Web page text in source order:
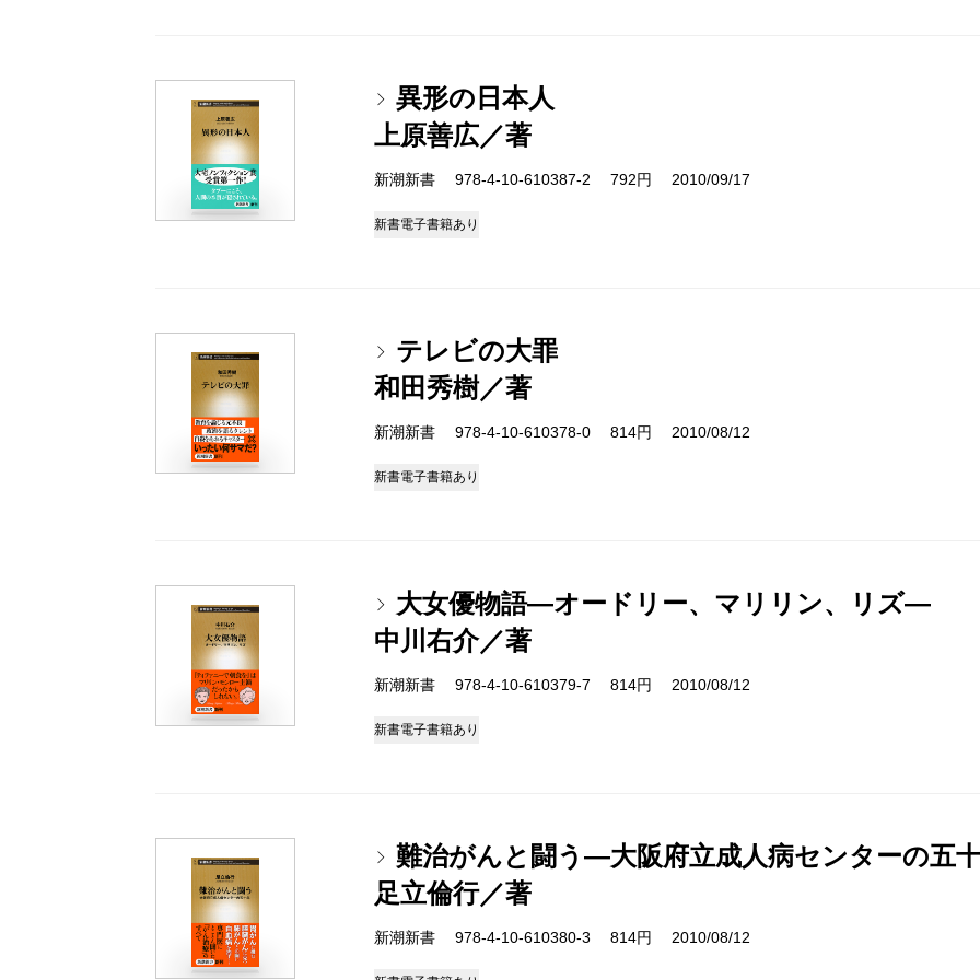
異形の日本人
上原善広／著
新潮新書 978-4-10-610387-2 792円 2010/09/17
新書電子書籍あり
テレビの大罪
和田秀樹／著
新潮新書 978-4-10-610378-0 814円 2010/08/12
新書電子書籍あり
大女優物語―オードリー、マリリン、リズ―
中川右介／著
新潮新書 978-4-10-610379-7 814円 2010/08/12
新書電子書籍あり
難治がんと闘う―大阪府立成人病センターの五
足立倫行／著
新潮新書 978-4-10-610380-3 814円 2010/08/12